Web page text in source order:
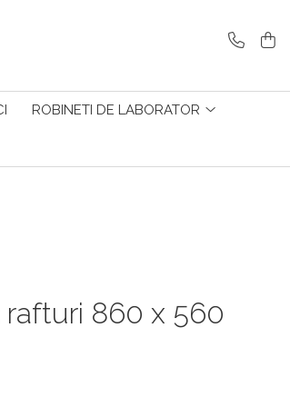
ROBINETI DE LABORATOR
rafturi 860 x 560